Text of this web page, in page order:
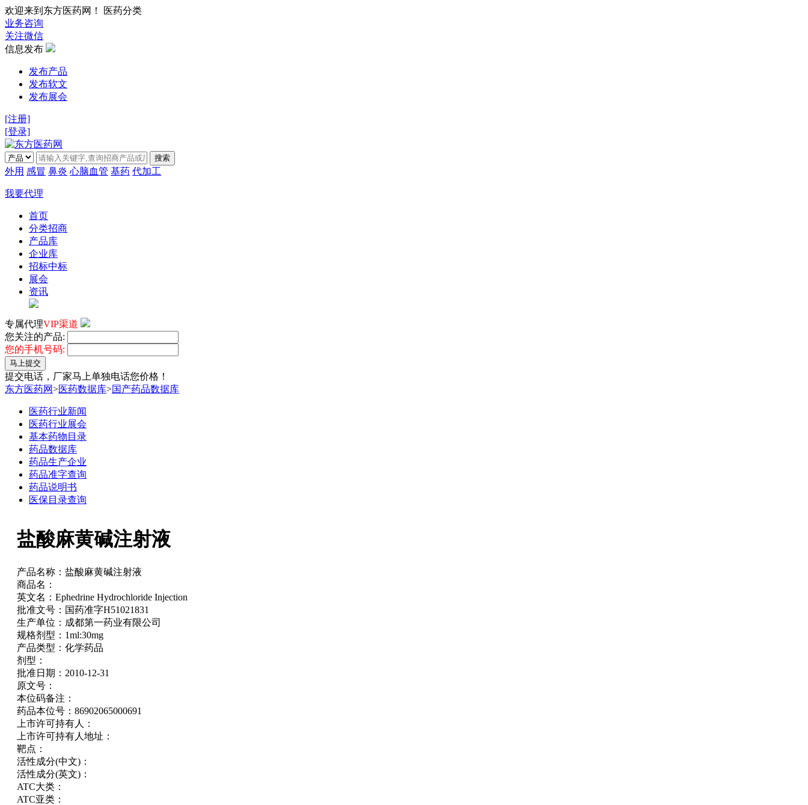
欢迎来到东方医药网！ 医药分类
业务咨询
关注微信
信息发布
发布产品
发布软文
发布展会
[注册]
[登录]
搜索
外用 感冒 鼻炎 心脑血管 基药 代加工
我要代理
首页
分类招商
产品库
企业库
招标中标
展会
资讯
专属代理VIP渠道
您关注的产品:
您的手机号码:
马上提交
提交电话，厂家马上单独电话您价格！
东方医药网>医药数据库>国产药品数据库
医药行业新闻
医药行业展会
基本药物目录
药品数据库
药品生产企业
药品准字查询
药品说明书
医保目录查询
盐酸麻黄碱注射液
产品名称： 盐酸麻黄碱注射液
商品名：
英文名： Ephedrine Hydrochloride Injection
批准文号： 国药准字H51021831
生产单位： 成都第一药业有限公司
规格剂型： 1ml:30mg
产品类型： 化学药品
剂型：
批准日期： 2010-12-31
原文号：
本位码备注：
药品本位号： 86902065000691
上市许可持有人：
上市许可持有人地址：
靶点：
活性成分(中文)：
活性成分(英文)：
ATC大类：
ATC亚类：